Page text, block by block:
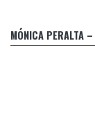
MÓNICA PERALTA
“Que el